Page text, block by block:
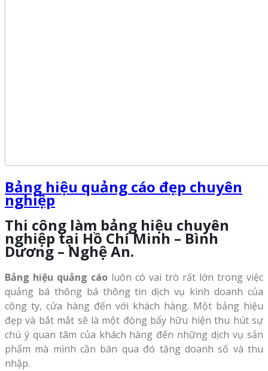
Bảng hiệu quảng cáo đẹp chuyên
nghiệp
Thi công làm bảng hiệu chuyên
nghiệp tại Hồ Chí Minh – Bình
Dương – Nghệ An.
Bảng hiệu quảng cáo luôn có vai trò rất lớn trong việc
quảng bá thông bá thông tin dịch vụ kinh doanh của
công ty, cửa hàng đến với khách hàng. Một bảng hiệu
đẹp và bắt mắt sẽ là một đòng bẩy hữu hiện thu hút sự
chú ý quan tâm của khách hàng đến những dịch vụ sản
phẩm mà mình cần bán qua đó tăng doanh số và thu
nhập.